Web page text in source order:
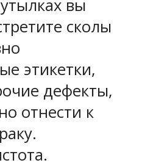
вы
сколы
этикетки,
дефекты,
отнести к